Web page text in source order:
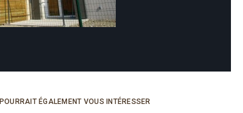
POURRAIT ÉGALEMENT VOUS INTÉRESSER